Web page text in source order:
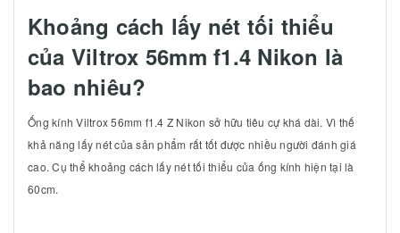
Khoảng cách lấy nét tối thiểu
của Viltrox 56mm f1.4 Nikon là
bao nhiêu?
Ống kính Viltrox 56mm f1.4 Z Nikon sở hữu tiêu cự khá dài. Vì thế
khả năng lấy nét của sản phẩm rất tốt được nhiều người đánh giá
cao. Cụ thể khoảng cách lấy nét tối thiểu của ống kính hiện tại là
60cm.